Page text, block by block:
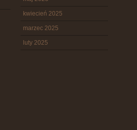
kwiecień 2025
marzec 2025
luty 2025